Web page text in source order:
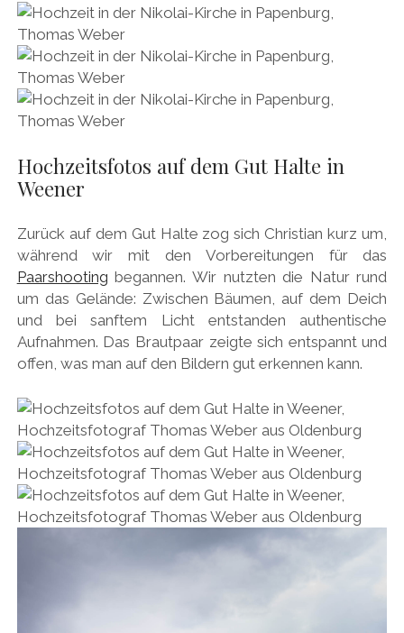
Hochzeitsfotos auf dem Gut Halte in
Weener
Zurück auf dem Gut Halte zog sich Christian kurz um,
während wir mit den Vorbereitungen für das
Paarshooting begannen. Wir nutzten die Natur rund
um das Gelände: Zwischen Bäumen, auf dem Deich
und bei sanftem Licht entstanden authentische
Aufnahmen. Das Brautpaar zeigte sich entspannt und
offen, was man auf den Bildern gut erkennen kann.